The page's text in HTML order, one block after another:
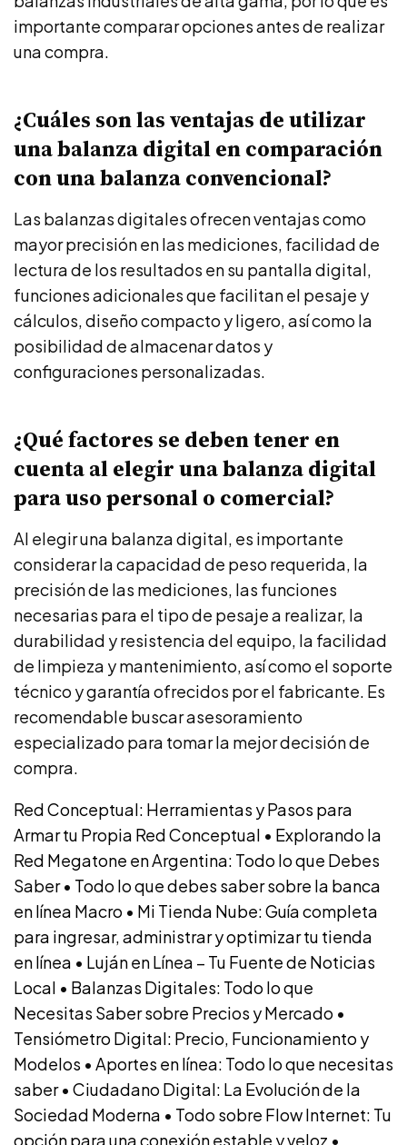
importante comparar opciones antes de realizar
una compra.
¿Cuáles son las ventajas de utilizar
una balanza digital en comparación
con una balanza convencional?
Las balanzas digitales ofrecen ventajas como
mayor precisión en las mediciones, facilidad de
lectura de los resultados en su pantalla digital,
funciones adicionales que facilitan el pesaje y
cálculos, diseño compacto y ligero, así como la
posibilidad de almacenar datos y
configuraciones personalizadas.
¿Qué factores se deben tener en
cuenta al elegir una balanza digital
para uso personal o comercial?
Al elegir una balanza digital, es importante
considerar la capacidad de peso requerida, la
precisión de las mediciones, las funciones
necesarias para el tipo de pesaje a realizar, la
durabilidad y resistencia del equipo, la facilidad
de limpieza y mantenimiento, así como el soporte
técnico y garantía ofrecidos por el fabricante. Es
recomendable buscar asesoramiento
especializado para tomar la mejor decisión de
compra.
Red Conceptual: Herramientas y Pasos para
Armar tu Propia Red Conceptual • Explorando la
Red Megatone en Argentina: Todo lo que Debes
Saber• Todo lo que debes saber sobre la banca
en línea Macro • Mi Tienda Nube: Guía completa
para ingresar, administrar y optimizar tu tienda
en línea • Luján en Línea – Tu Fuente de Noticias
Local • Balanzas Digitales: Todo lo que
Necesitas Saber sobre Precios y Mercado •
Tensiómetro Digital: Precio, Funcionamiento y
Modelos • Aportes en línea: Todo lo que necesitas
saber• Ciudadano Digital: La Evolución de la
Sociedad Moderna • Todo sobre Flow Internet: Tu
opción para una conexión estable y veloz •